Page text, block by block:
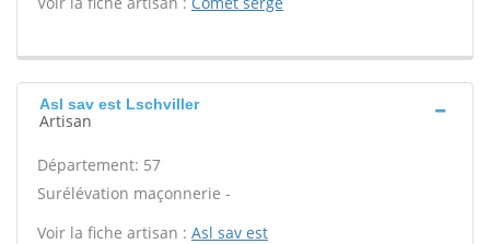
Asl sav est Lschviller
Artisan
Département: 57
Surélévation maçonnerie -
Voir la fiche artisan : Asl sav est